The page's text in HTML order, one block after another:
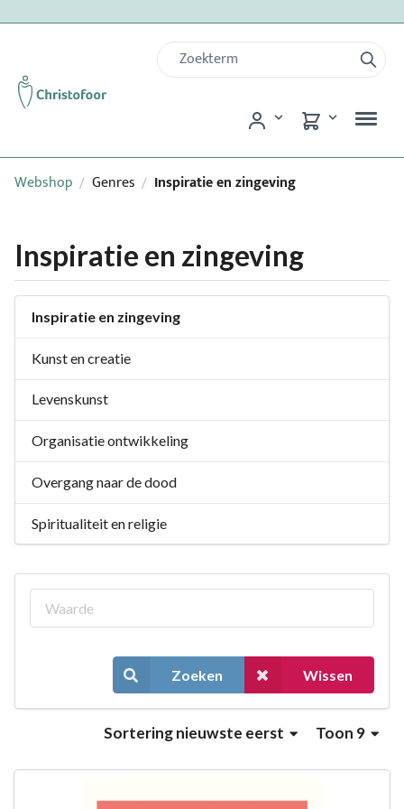
Webshop / Genres / Inspiratie en zingeving
Inspiratie en zingeving
Inspiratie en zingeving
Kunst en creatie
Levenskunst
Organisatie ontwikkeling
Overgang naar de dood
Spiritualiteit en religie
Zoeken Wissen
Toon 9
Sorteringnieuwste eerst